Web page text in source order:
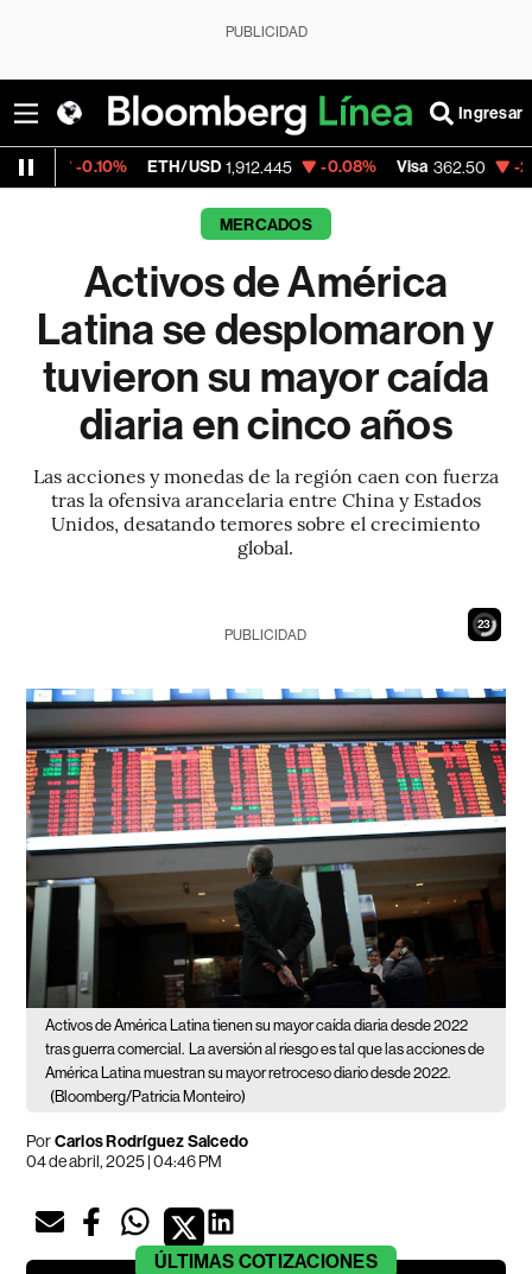
PUBLICIDAD
Ingresar
ETH/USD 1,912.445 -0.08% Visa 362.50 -2.15%
MERCADOS
Activos de América
Latina se desplomaron y
tuvieron su mayor caída
diaria en cinco años
Las acciones y monedas de la región caen con fuerza
tras la ofensiva arancelaria entre China y Estados
Unidos, desatando temores sobre el crecimiento
global.
21
PUBLICIDAD
Activos de América Latina tienen su mayor caída diaria desde 2022
tras guerra comercial.
La aversión al riesgo es tal que las acciones de
América Latina muestran su mayor retroceso diario desde 2022.
(Bloomberg/Patricia Monteiro)
PorCarlos Rodríguez Salcedo
04 de abril, 2025 | 04:46 PM
ÚLTIMAS COTIZACIONES